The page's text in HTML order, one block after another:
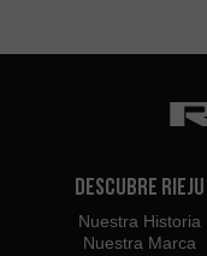
Descubre Rieju
Nuestra Historia
Nuestra Marca